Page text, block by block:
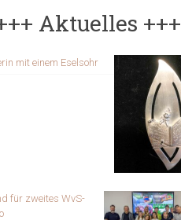
Aktuelles +++
mit einem Eselsohr
für zweites WvS-